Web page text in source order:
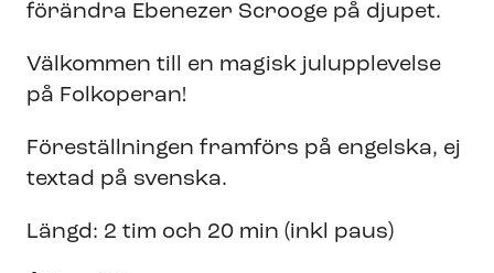
förändra Ebenezer Scrooge på djupet.
Välkommen till en magisk julupplevelse
på Folkoperan!
Föreställningen framförs på engelska, ej
textad på svenska.
Längd: 2 tim och 20 min (inkl paus)